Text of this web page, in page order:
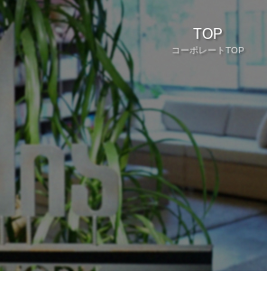
TOP
コーポレートTOP